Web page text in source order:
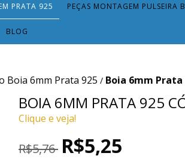
PRATA 925 PEÇAS MONTAGEM PULSEIRA
BLOG
Boia 6mm Prata 925 / Boia 6mm Prata
BOIA 6MM PRATA 925
Clique e veja!
R$5,76 R$5,25